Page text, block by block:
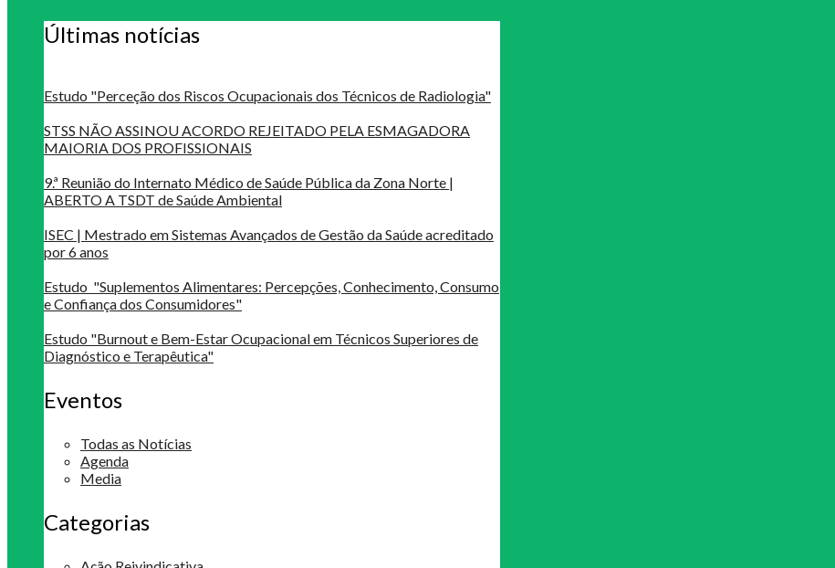
Últimas notícias
Estudo "Perceção dos Riscos Ocupacionais dos Técnicos de Radiologia"
STSS NÃO ASSINOU ACORDO REJEITADO PELA ESMAGADORA
MAIORIA DOS PROFISSIONAIS
9.ª Reunião do Internato Médico de Saúde Pública da Zona Norte |
ABERTO A TSDT de Saúde Ambiental
ISEC | Mestrado em Sistemas Avançados de Gestão da Saúde acreditado
por 6 anos
Estudo "Suplementos Alimentares: Percepções, Conhecimento, Consumo
e Confiança dos Consumidores"
Estudo "Burnout e Bem-Estar Ocupacional em Técnicos Superiores de
Diagnóstico e Terapêutica"
Eventos
Todas as Notícias
Agenda
Media
Categorias